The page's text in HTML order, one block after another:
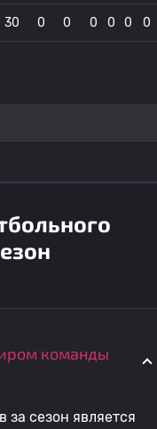
30 0 0 0 0 0 0
команды
за сезон является